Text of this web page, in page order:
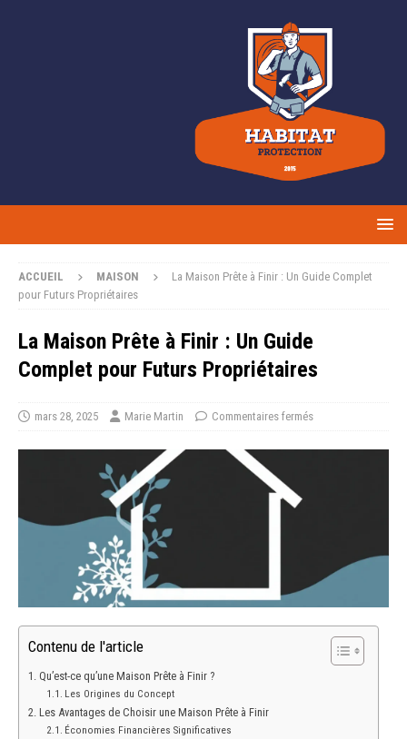
ACCUEIL MAISON
La Maison Prête à Finir : Un Guide Complet
pour Futurs Propriétaires
La Maison Prête à Finir : Un Guide
Complet pour Futurs Propriétaires
mars 28, 2025 Marie Martin Commentaires fermés
Contenu de l'article
Qu’est-ce qu’une Maison Prête à Finir ?
Les Origines du Concept
Les Avantages de Choisir une Maison Prête à Finir
Économies Financières Significatives